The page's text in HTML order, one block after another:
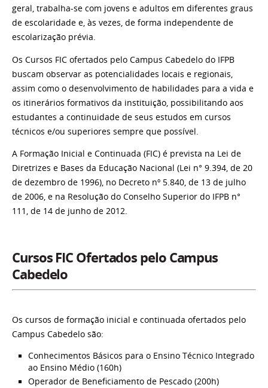
geral, trabalha-se com jovens e adultos em diferentes graus
de escolaridade e, às vezes, de forma independente de
escolarização prévia.
Os Cursos FIC ofertados pelo Campus Cabedelo do IFPB
buscam observar as potencialidades locais e regionais,
assim como o desenvolvimento de habilidades para a vida e
os itinerários formativos da instituição, possibilitando aos
estudantes a continuidade de seus estudos em cursos
técnicos e/ou superiores sempre que possível
A Formação Inicial e Continuada (FIC) é prevista na Lei de
Diretrizes e Bases da Educação Nacional (Lei n° 9.394, de 20
de dezembro de 1996), no Decreto nº 5.840, de 13 de julho
de 2006, e na Resolução do Conselho Superior do IFPB n°
111, de 14 de junho de 2012.
Cursos FIC Ofertados pelo Campus
Cabedelo
Os cursos de formação inicial e continuada ofertados pelo
Campus Cabedelo são:
Conhecimentos Básicos para o Ensino Técnico Integrado
ao Ensino Médio (160h)
Operador de Beneficiamento de Pescado (200h)